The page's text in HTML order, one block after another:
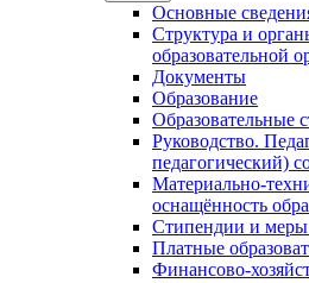
Основные
Структура и
образовательной
Документы
Образование
Образовательные
Руководство.
педагогический)
Материально-
оснащённость
Стипендии и
Платные
Финансово-